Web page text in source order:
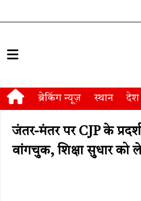
ब्रेकिंग न्यूज़ स्थान देश
जंतर-मंतर पर CJP के
वांगचुक, शिक्षा सुधार को